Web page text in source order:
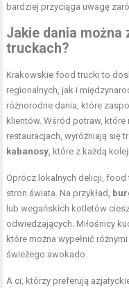
bardziej przyciąga uwagę
Jakie dania można
truckach?
Krakowskie food trucki to
regionalnych, jak i
różnorodne dania, które
klientów. Wśród potraw,
restauracjach, wyróżniają się
kabanosy , które z każdą
Oprócz lokalnych delicji, food
stron świata. Na przykład,
lub wegańskich kotletów
odwiedzających. Miłośnicy
które można wypełnić
świeżego awokado.
A ci, którzy preferują